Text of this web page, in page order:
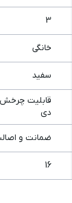
3
خانگی
سفید
قابلیت چرخش
دی
ضمانت و
16